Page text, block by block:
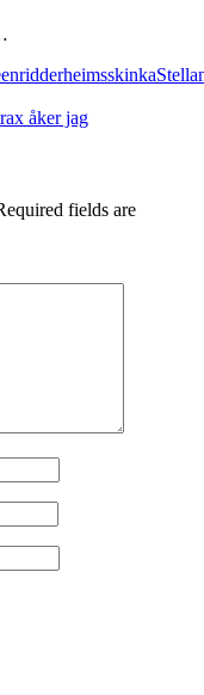
ridderheimsskinka
åker jag
fields are